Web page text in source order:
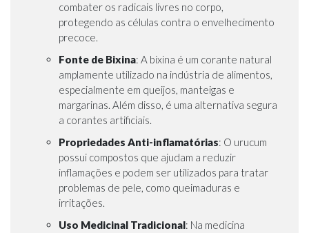
combater os radicais livres no corpo,
protegendo as células contra o envelhecimento
precoce.
Fonte de Bixina: A bixina é um corante natural
amplamente utilizado na indústria de alimentos,
especialmente em queijos, manteigas e
margarinas. Além disso, é uma alternativa segura
a corantes artificiais.
Propriedades Anti-inflamatórias: O urucum
possui compostos que ajudam a reduzir
inflamações e podem ser utilizados para tratar
problemas de pele, como queimaduras e
irritações.
Uso Medicinal Tradicional: Na medicina